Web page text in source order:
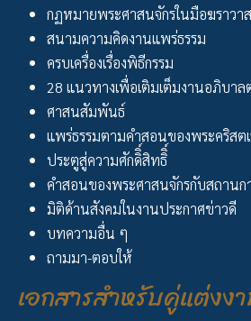
กฏหมายพระศาสนจักรในมือฆราวาส
สนามความคิดงานแพร่ธรรม
ครบเครื่องเรื่องพิธีกรรม
28 แนวทางเพื่อเติมเต็มงานอภิบาล
ศาสนสัมพันธ์
แพร่ธรรมตามคำสอนของพระคริสต
ประตูสู่ความศักดิิ์สิทธิิ์
คำสอนของพระศาสนจักรกับสถาน
มิติด้านสังคมในงานประกาศข่าวดี
บทความอื่น ๆ
ถามมา-ตอบให้
เอกสารสำหรับคู่แต่งง